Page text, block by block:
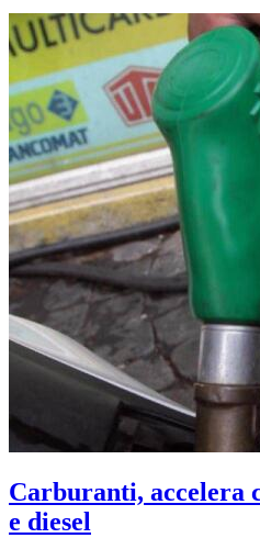
Carburanti, accelera
e diesel